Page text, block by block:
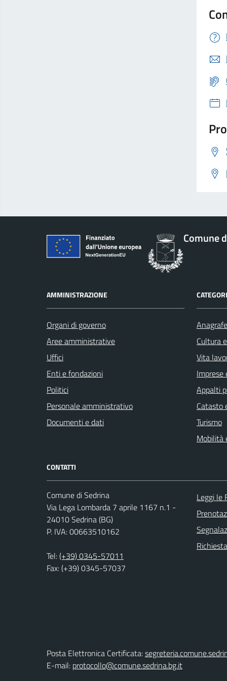
Comune
AMMINISTRAZIONE
Organi di governo
Aree amministrative
Uffici
Enti e fondazioni
Politici
Personale amministrativo
Documenti e dati
Cultura
Vita
Imprese
Appalti
Catasto
Turismo
Mobilità
CONTATTI
Comune di Sedrina
Via Lega Lombarda 7 aprile 1167 n.1 -
24010 Sedrina (BG)
P. IVA: 00663510162
Tel:(+39) 0345-57011
Fax: (+39) 0345-57037
Leggi le
Posta Elettronica Certificata:
E-mail: protocollo@comune.sedrina.bg.it